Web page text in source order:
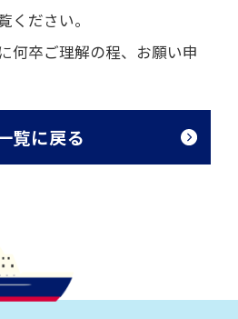
ください。
何卒ご理解の程、お願い申
覧に戻る